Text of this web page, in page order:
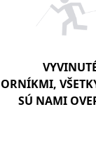
SÚ NAMI